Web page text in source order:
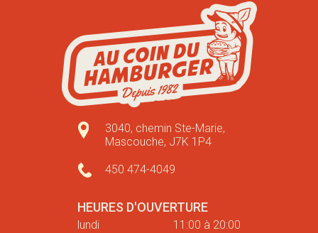
3040, chemin Ste-Marie,
Mascouche, J7K 1P4
450 474-4049
HEURES D'OUVERTURE
lundi
11:00 à 20:00